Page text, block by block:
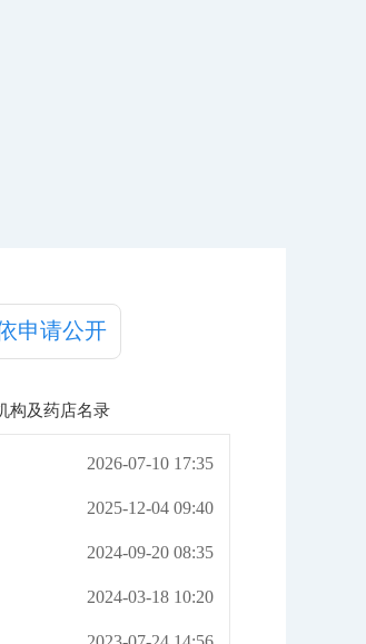
申请公开
构及药店名录
2026-07-10 17:35
2025-12-04 09:40
2024-09-20 08:35
2024-03-18 10:20